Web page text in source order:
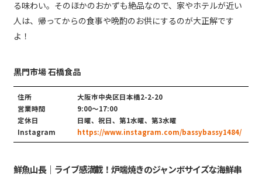
る味わい。そのほかのおかずも絶品なので、家やホテルが近い
人は、帰ってからの食事や晩酌のお供にするのが大正解です
よ！
黒門市場 石橋食品
住所
大阪市中央区日本橋2-2-20
営業時間
9:00〜17:00
定休日
日曜、祝日、第1水曜、第3水曜
Instagram
https://www.instagram.com/bassybassy1484/
鮮魚山長｜ライブ感満載！炉端焼きのジャンボサイズな海鮮串